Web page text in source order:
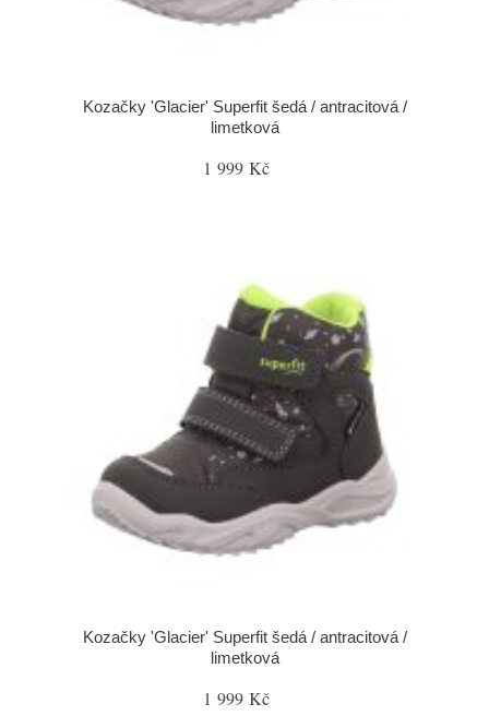
Kozačky 'Glacier' Superfit šedá / antracitová /
limetková
1 999 Kč
Kozačky 'Glacier' Superfit šedá / antracitová /
limetková
1 999 Kč